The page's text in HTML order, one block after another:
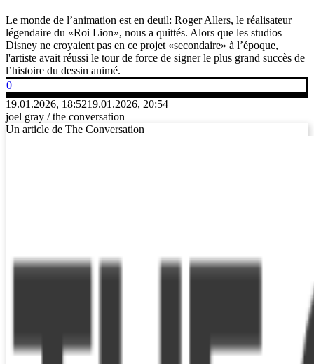
Le monde de l’animation est en deuil: Roger Allers, le réalisateur
légendaire du «Roi Lion», nous a quittés. Alors que les studios
Disney ne croyaient pas en ce projet «secondaire» à l’époque,
l'artiste avait réussi le tour de force de signer le plus grand succès de
l’histoire du dessin animé.
0
19.01.2026, 18:5219.01.2026, 20:54
joel gray / the conversation
Un article de The Conversation